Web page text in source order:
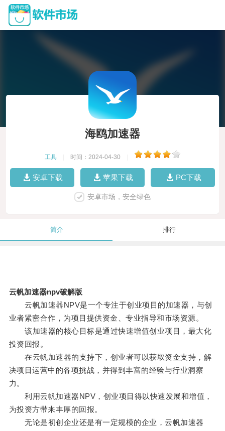
海鸥加速器
工具 时间：2024-04-30
安卓下载 苹果下载 PC下载
安卓市场，安全绿色
简介 排行
云帆加速器npv破解版
云帆加速器NPV是一个专注于创业项目的加速器，与创
业者紧密合作，为项目提供资金、专业指导和市场资源。
该加速器的核心目标是通过快速增值创业项目，最大化
投资回报。
在云帆加速器的支持下，创业者可以获取资金支持，解
决项目运营中的各项挑战，并得到丰富的经验与行业洞察
力。
利用云帆加速器NPV，创业项目得以快速发展和增值，
为投资方带来丰厚的回报。
无论是初创企业还是有一定规模的企业，云帆加速器